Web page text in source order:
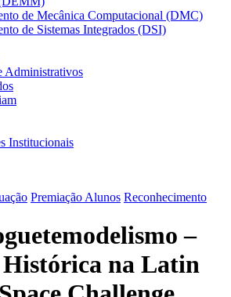
de Mecânica Computacional (DMC)
de Sistemas Integrados (DSI)
Administrativos
Institucionais
Premiação Alunos Reconhecimento
–
na Latin